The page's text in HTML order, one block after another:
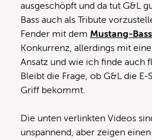
ausgeschöpft und da tut G&L
Bass auch als Tribute
Fender mit dem Mustang-Bass
Konkurrenz, allerdings mit
Ansatz und wie ich finde auch
Bleibt die Frage, ob G&L die E-
Griff bekommt.
Die unten verlinkten Videos
unspannend, aber zeigen